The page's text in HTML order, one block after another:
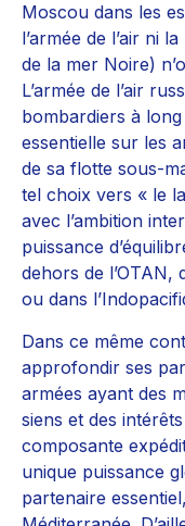
Moscou dans les
l’armée de l’air ni
de la mer Noire)
L’armée de l’air
bombardiers à
essentielle sur les
de sa flotte sous-
tel choix vers « le
avec l’ambition
puissance
dehors de
ou dans
Dans ce même
approfondir ses
armées ayant des
siens et des
composante
unique puissance
partenaire